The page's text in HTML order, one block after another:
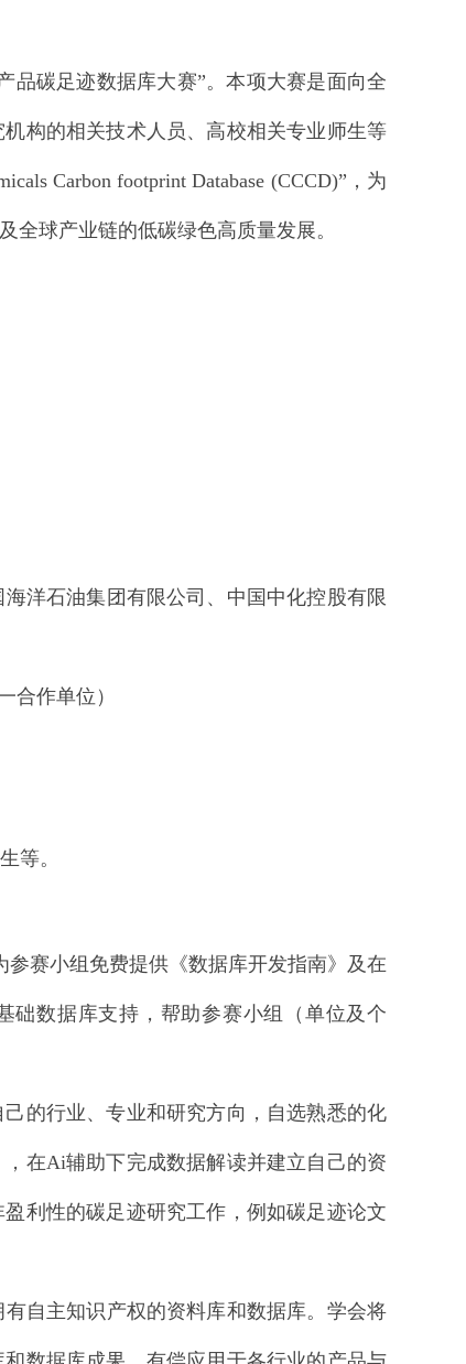
品碳足迹数据库大赛”。本项大赛是面向全
构的相关技术人员、高校相关专业师生等
Carbon footprint Database (CCCD)”，为
全球产业链的低碳绿色高质量发展。
洋石油集团有限公司、中国中化控股有限
合作单位）
等。
参赛小组免费提供《数据库开发指南》及在
础数据库支持，帮助参赛小组（单位及个
的行业、专业和研究方向，自选熟悉的化
在Ai辅助下完成数据解读并建立自己的资
利性的碳足迹研究工作，例如碳足迹论文
自主知识产权的资料库和数据库。学会将